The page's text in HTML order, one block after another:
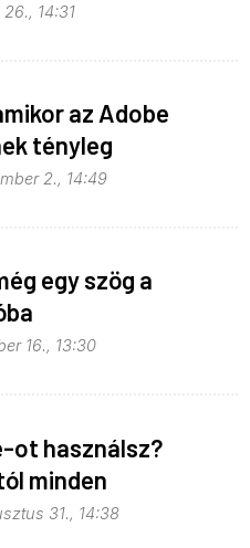
14:31
az Adobe
tényleg
2., 14:49
egy szög a
16., 13:30
ot használsz?
minden
31., 14:38